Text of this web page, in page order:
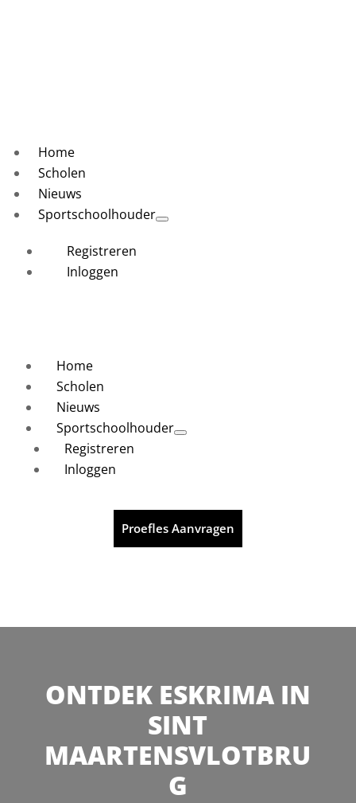
Home
Scholen
Nieuws
Sportschoolhouder
Registreren
Inloggen
Home
Scholen
Nieuws
Sportschoolhouder
Registreren
Inloggen
Proefles Aanvragen
ONTDEK ESKRIMA IN
SINT
MAARTENSVLOTBRU
G